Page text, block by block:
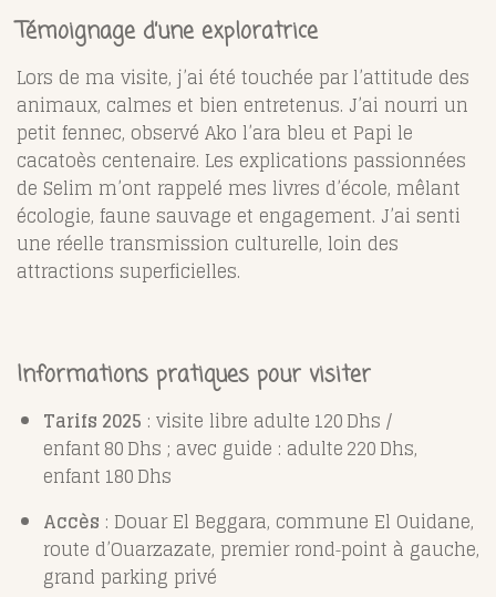
Témoignage d’une exploratrice
Lors de ma visite, j’ai été touchée par l’attitude des
animaux, calmes et bien entretenus. J’ai nourri un
petit fennec, observé Ako l’ara bleu et Papi le
cacatoès centenaire. Les explications passionnées
de Selim m’ont rappelé mes livres d’école, mêlant
écologie, faune sauvage et engagement. J’ai senti
une réelle transmission culturelle, loin des
attractions superficielles.
Informations pratiques pour visiter
Tarifs 2025 : visite libre adulte 120 Dhs /
enfant 80 Dhs ; avec guide : adulte 220 Dhs,
enfant 180 Dhs
Accès : Douar El Beggara, commune El Ouidane,
route d’Ouarzazate, premier rond‑point à gauche,
grand parking privé